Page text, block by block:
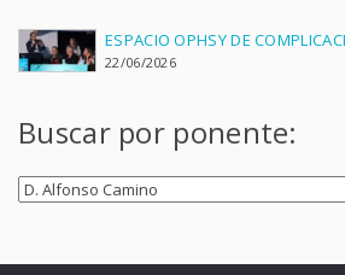
ESPACIO OPHSY DE
22/06/2026
Buscar por ponente: